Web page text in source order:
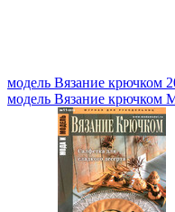
модель Вязание крючком
модель Вязание крючком